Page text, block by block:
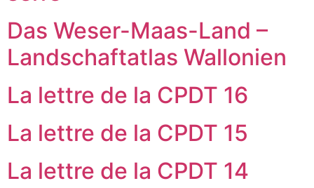
Das Weser-Maas-Land –
Landschaftatlas Wallonien
La lettre de la CPDT 16
La lettre de la CPDT 15
La lettre de la CPDT 14